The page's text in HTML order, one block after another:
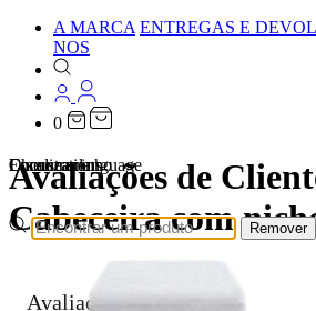
A MARCA ENTREGAS E
NOS
0
Localizations
Choose a language
Encontrar
Remover
O seu carrinho
Avaliações de
Cabeceira com
Avaliações de Clientes